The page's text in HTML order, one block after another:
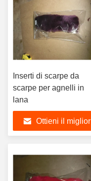
Inserti di scarpe da
scarpe per agnelli in
lana
Ottieni il miglior